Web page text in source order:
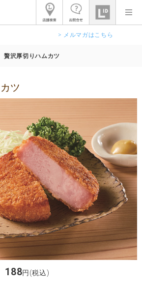
> メルマガはこちら
贅沢厚切りハムカツ
ツ
188円(税込)